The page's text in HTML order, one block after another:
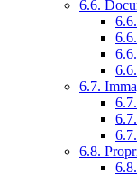
6.6.
6.7.
6.8.